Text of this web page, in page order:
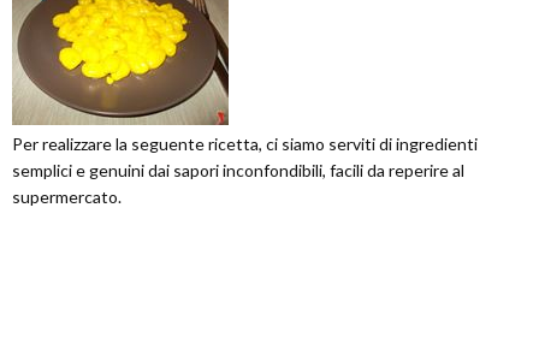
Per realizzare la seguente ricetta, ci siamo serviti di ingredienti
semplici e genuini dai sapori inconfondibili, facili da reperire al
supermercato.